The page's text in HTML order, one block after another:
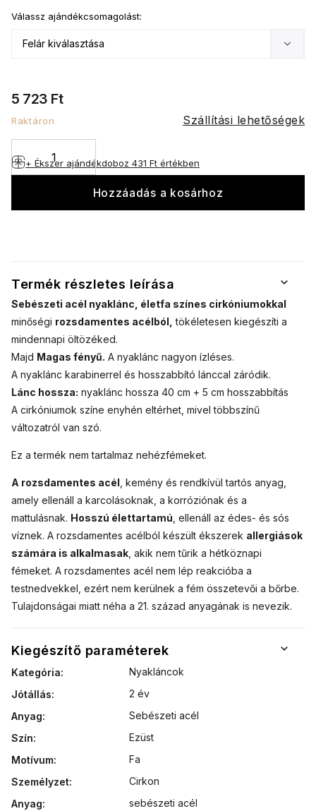
5 723 Ft
Raktáron Szállítási lehetőségek
Válassz ajándékcsomagolást:
Hozzáadás a kosárhoz
+ Ékszer ajándékdoboz 431 Ft értékben
Termék részletes leírása
Sebészeti acél nyaklánc, életfa színes cirkóniumokkal
minőségi rozsdamentes acélból, tökéletesen kiegészíti a
mindennapi öltözéked.
Majd Magas fényű. A nyaklánc nagyon ízléses.
A nyaklánc karabinerrel és hosszabbító lánccal záródik.
Lánc hossza: nyaklánc hossza 40 cm + 5 cm hosszabbítás
A cirkóniumok színe enyhén eltérhet, mivel többszínű
változatról van szó.
Ez a termék nem tartalmaz nehézfémeket.
A rozsdamentes acél , kemény és rendkívül tartós anyag,
amely ellenáll a karcolásoknak, a korróziónak és a
mattulásnak. Hosszú élettartamú , ellenáll az édes- és sós
víznek. A rozsdamentes acélból készült ékszerek allergiások
számára is alkalmasak , akik nem tűrik a hétköznapi
fémeket. A rozsdamentes acél nem lép reakcióba a
testnedvekkel, ezért nem kerülnek a fém összetevői a bőrbe.
Tulajdonságai miatt néha a 21. század anyagának is nevezik.
Kiegészítő paraméterek
Kategória:
Nyakláncok
Jótállás:
2 év
Anyag:
Sebészeti acél
Szín:
Ezüst
Motívum:
Fa
Személyzet:
Cirkon
Anyag:
sebészeti acél